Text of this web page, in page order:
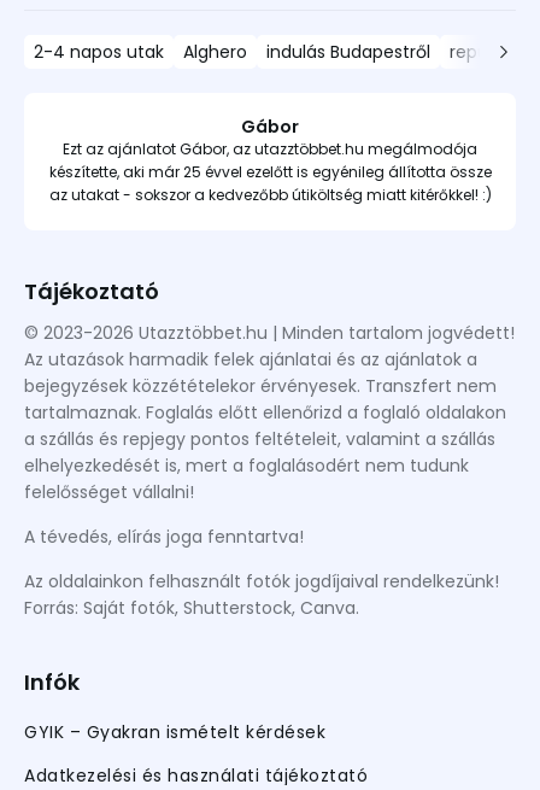
2-4 napos utak Alghero indulás Budapestről repülős
Gábor
Ezt az ajánlatot Gábor, az utazztöbbet.hu megálmodója
készítette, aki már 25 évvel ezelőtt is egyénileg állította össze
az utakat - sokszor a kedvezőbb útiköltség miatt kitérőkkel! :)
Tájékoztató
© 2023-2026 Utazztöbbet.hu | Minden tartalom jogvédett!
Az utazások harmadik felek ajánlatai és az ajánlatok a
bejegyzések közzétételekor érvényesek. Transzfert nem
tartalmaznak. Foglalás előtt ellenőrizd a foglaló oldalakon
a szállás és repjegy pontos feltételeit, valamint a szállás
elhelyezkedését is, mert a foglalásodért nem tudunk
felelősséget vállalni!
A tévedés, elírás joga fenntartva!
Az oldalainkon felhasznált fotók jogdíjaival rendelkezünk!
Forrás: Saját fotók, Shutterstock, Canva.
Infók
GYIK – Gyakran ismételt kérdések
Adatkezelési és használati tájékoztató